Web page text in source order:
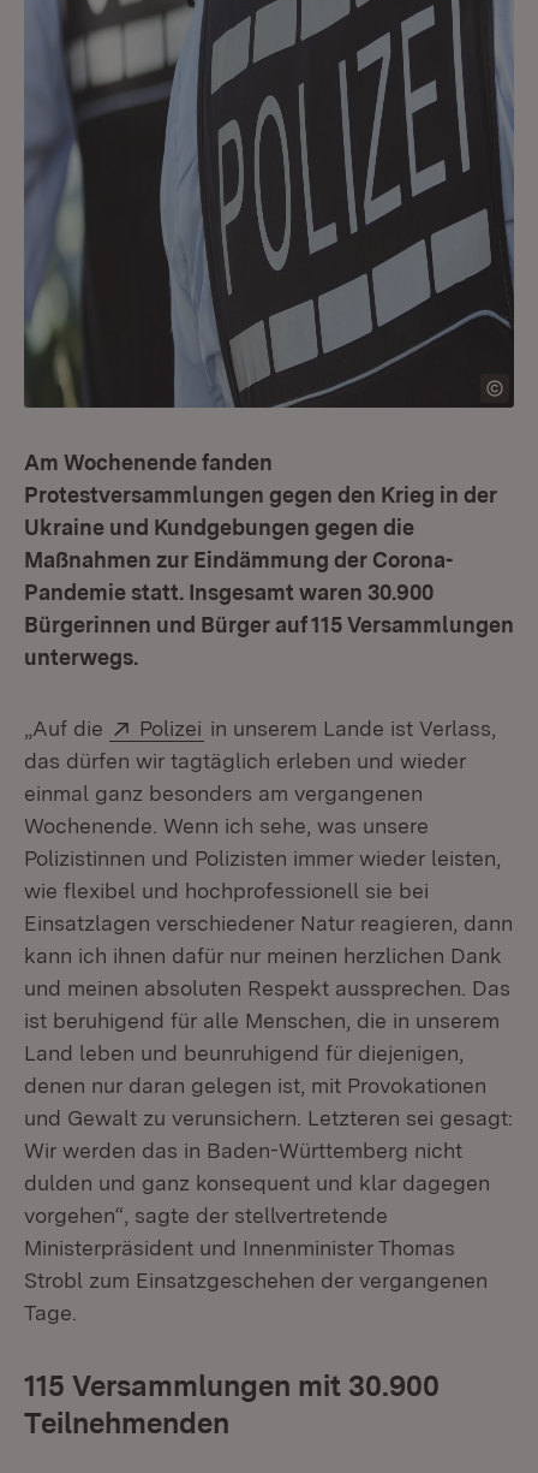
Am Wochenende fanden
Protestversammlungen gegen den Krieg in der
Ukraine und Kundgebungen gegen die
Maßnahmen zur Eindämmung der Corona-
Pandemie statt. Insgesamt waren 30.900
Bürgerinnen und Bürger auf 115 Versammlungen
unterwegs.
„Auf die Extern:
Polizei (Öffnet in neuem Fenster)
in unserem Lande ist Verlass,
das dürfen wir tagtäglich erleben und wieder
einmal ganz besonders am vergangenen
Wochenende. Wenn ich sehe, was unsere
Polizistinnen und Polizisten immer wieder leisten,
wie flexibel und hochprofessionell sie bei
Einsatzlagen verschiedener Natur reagieren, dann
kann ich ihnen dafür nur meinen herzlichen Dank
und meinen absoluten Respekt aussprechen. Das
ist beruhigend für alle Menschen, die in unserem
Land leben und beunruhigend für diejenigen,
denen nur daran gelegen ist, mit Provokationen
und Gewalt zu verunsichern. Letzteren sei gesagt:
Wir werden das in Baden-Württemberg nicht
dulden und ganz konsequent und klar dagegen
vorgehen“, sagte der stellvertretende
Ministerpräsident und Innenminister Thomas
Strobl zum Einsatzgeschehen der vergangenen
Tage.
115 Versammlungen mit 30.900
Teilnehmenden